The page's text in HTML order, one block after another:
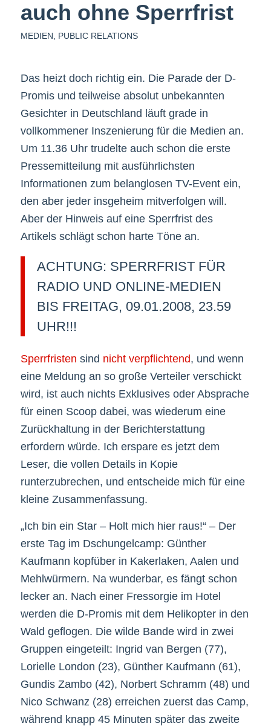
auch ohne Sperrfrist
MEDIEN, PUBLIC RELATIONS
Das heizt doch richtig ein. Die Parade der D-
Promis und teilweise absolut unbekannten
Gesichter in Deutschland läuft grade in
vollkommener Inszenierung für die Medien an.
Um 11.36 Uhr trudelte auch schon die erste
Pressemitteilung mit ausführlichsten
Informationen zum belanglosen TV-Event ein,
den aber jeder insgeheim mitverfolgen will.
Aber der Hinweis auf eine Sperrfrist des
Artikels schlägt schon harte Töne an.
ACHTUNG: SPERRFRIST FÜR
RADIO UND ONLINE-MEDIEN
BIS FREITAG, 09.01.2008, 23.59
UHR!!!
Sperrfristen sind nicht verpflichtend, und wenn
eine Meldung an so große Verteiler verschickt
wird, ist auch nichts Exklusives oder Absprache
für einen Scoop dabei, was wiederum eine
Zurückhaltung in der Berichterstattung
erfordern würde. Ich erspare es jetzt dem
Leser, die vollen Details in Kopie
runterzubrechen, und entscheide mich für eine
kleine Zusammenfassung.
„Ich bin ein Star – Holt mich hier raus!“ – Der
erste Tag im Dschungelcamp: Günther
Kaufmann kopfüber in Kakerlaken, Aalen und
Mehlwürmern. Na wunderbar, es fängt schon
lecker an. Nach einer Fressorgie im Hotel
werden die D-Promis mit dem Helikopter in den
Wald geflogen. Die wilde Bande wird in zwei
Gruppen eingeteilt: Ingrid van Bergen (77),
Lorielle London (23), Günther Kaufmann (61),
Gundis Zambo (42), Norbert Schramm (48) und
Nico Schwanz (28) erreichen zuerst das Camp,
während knapp 45 Minuten später das zweite